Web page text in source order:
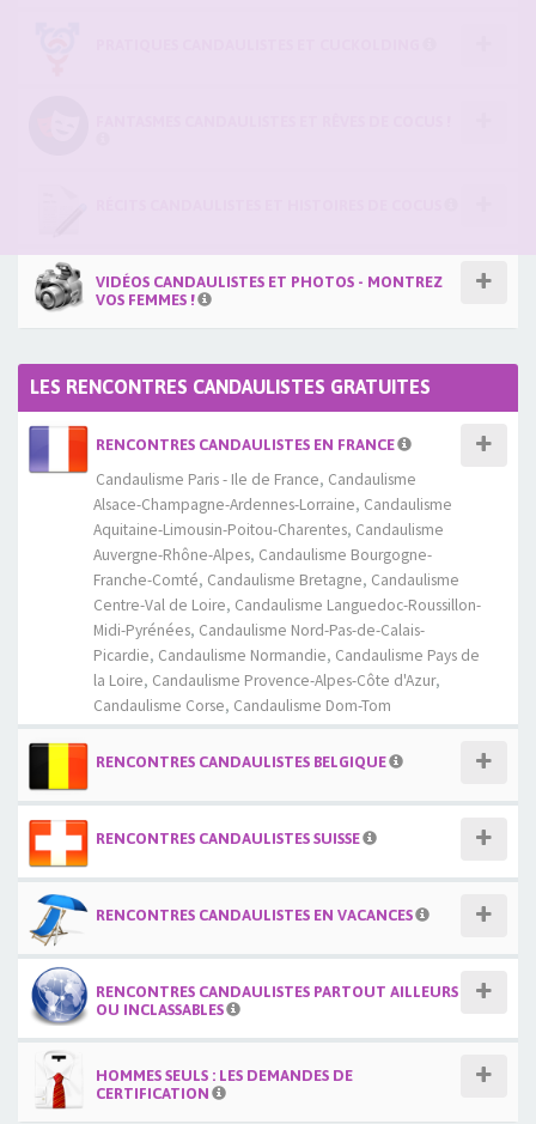
VIDÉOS CANDAULISTES ET PHOTOS - MONTREZ
VOS FEMMES !
LES RENCONTRES CANDAULISTES GRATUITES
RENCONTRES CANDAULISTES EN FRANCE
Candaulisme Paris - Ile de France, Candaulisme
Alsace-Champagne-Ardennes-Lorraine, Candaulisme
Aquitaine-Limousin-Poitou-Charentes, Candaulisme
Auvergne-Rhône-Alpes, Candaulisme Bourgogne-
Franche-Comté, Candaulisme Bretagne, Candaulisme
Centre-Val de Loire, Candaulisme Languedoc-Roussillon-
Midi-Pyrénées, Candaulisme Nord-Pas-de-Calais-
Picardie, Candaulisme Normandie, Candaulisme Pays de
la Loire, Candaulisme Provence-Alpes-Côte d'Azur,
Candaulisme Corse, Candaulisme Dom-Tom
RENCONTRES CANDAULISTES BELGIQUE
RENCONTRES CANDAULISTES SUISSE
RENCONTRES CANDAULISTES EN VACANCES
RENCONTRES CANDAULISTES PARTOUT AILLEURS
OU INCLASSABLES
HOMMES SEULS : LES DEMANDES DE
CERTIFICATION